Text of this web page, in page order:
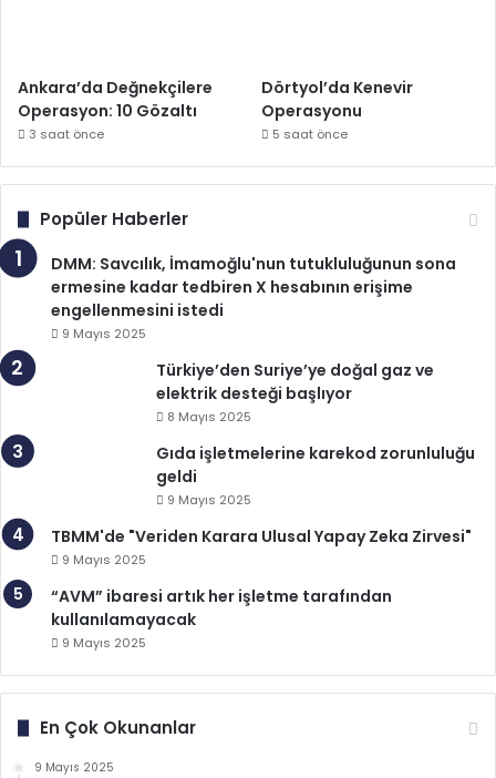
Ankara’da Değnekçilere
Operasyon: 10 Gözaltı
3 saat önce
Dörtyol’da Kenevir
Operasyonu
5 saat önce
Popüler Haberler
DMM: Savcılık, İmamoğlu'nun tutukluluğunun sona
ermesine kadar tedbiren X hesabının erişime
engellenmesini istedi
9 Mayıs 2025
Türkiye’den Suriye’ye doğal gaz ve
elektrik desteği başlıyor
8 Mayıs 2025
Gıda işletmelerine karekod zorunluluğu
geldi
9 Mayıs 2025
TBMM'de "Veriden Karara Ulusal Yapay Zeka Zirvesi"
9 Mayıs 2025
“AVM” ibaresi artık her işletme tarafından
kullanılamayacak
9 Mayıs 2025
En Çok Okunanlar
9 Mayıs 2025